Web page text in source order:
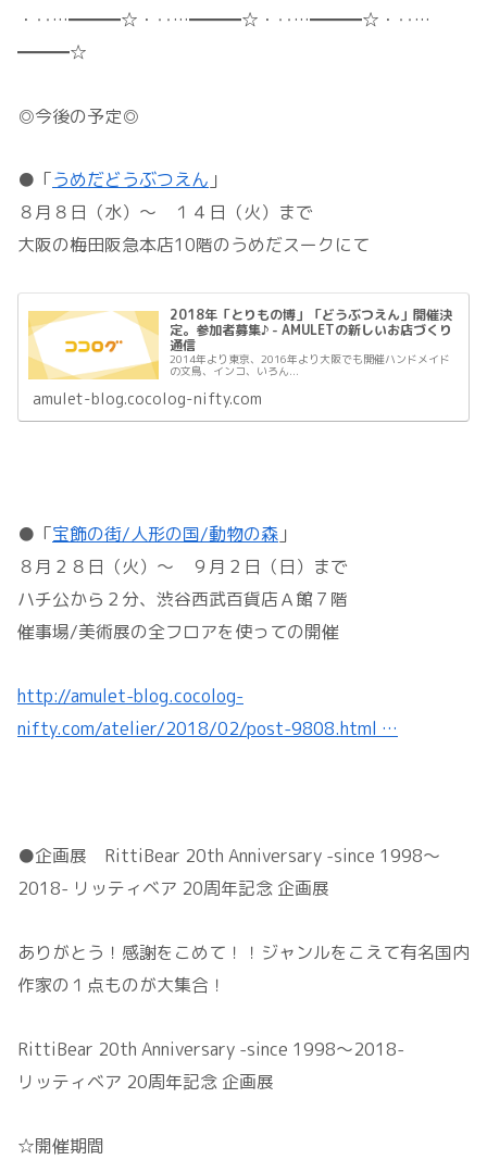
・‥…━━━☆・‥…━━━☆・‥…━━━☆・‥…
━━━☆
◎今後の予定◎
●「うめだどうぶつえん 」
８月８日（水）～ １４日（火）まで
大阪の梅田阪急本店10階のうめだスークにて
2018年「とりもの博」「どうぶつえん」開催決
定。参加者募集♪ - AMULETの新しいお店づくり
通信
2014年より東京、2016年より大阪でも開催ハンドメイド
の文鳥、インコ、いろん...
amulet-blog.cocolog-nifty.com
●「宝飾の街/人形の国/動物の森 」
８月２８日（火）～ ９月２日（日）まで
ハチ公から２分、渋谷西武百貨店Ａ館７階
催事場/美術展の全フロアを使っての開催
http://amulet-blog.cocolog-
nifty.com/atelier/2018/02/post-9808.html …
●企画展 RittiBear 20th Anniversary -since 1998～
2018- リッティベア 20周年記念 企画展
ありがとう！感謝をこめて！！ジャンルをこえて有名国内
作家の１点ものが大集合！
RittiBear 20th Anniversary -since 1998～2018-
リッティベア 20周年記念 企画展
☆開催期間